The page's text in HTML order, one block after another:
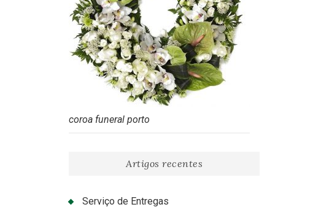
coroa funeral porto
Artigos recentes
Serviço de Entregas